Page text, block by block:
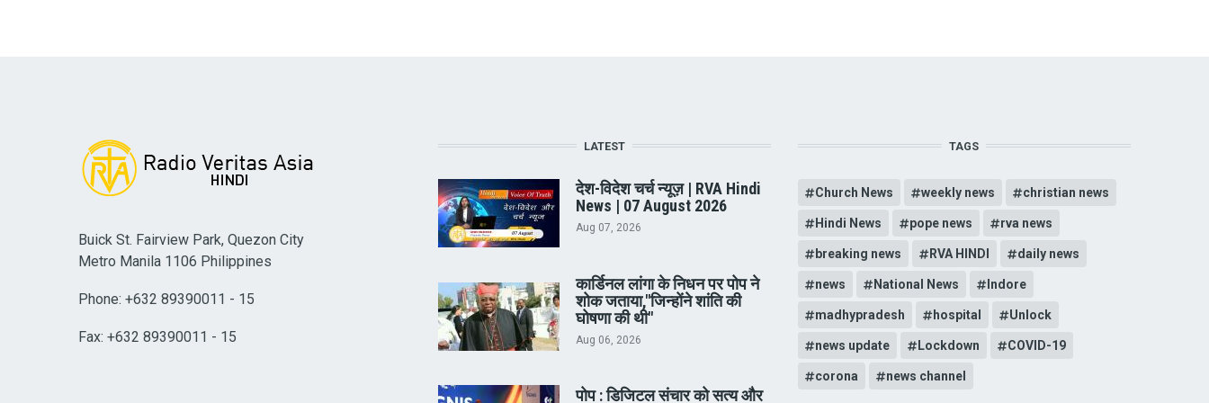
Buick St. Fairview Park, Quezon City
Metro Manila 1106 Philippines
Phone: +632 89390011 - 15
Fax: +632 89390011 - 15
LATEST
देश-विदेश चर्च न्यूज़ | RVA Hindi
News | 07 August 2026
Aug 07, 2026
कार्डिनल लांगा के निधन पर पोप ने
शोक जताया,"जिन्होंने शांति की
घोषणा की थी"
Aug 06, 2026
पोप : डिजिटल संचार को सत्य और
TAGS
Church News weekly news christian news
Hindi News pope news rva news
breaking news RVA HINDI daily news
news National News Indore
madhypradesh hospital Unlock
news update Lockdown COVID-19
corona news channel